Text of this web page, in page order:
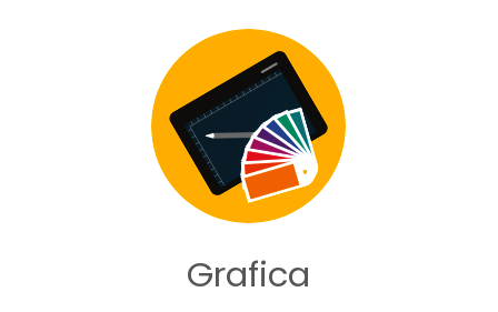
Grafica